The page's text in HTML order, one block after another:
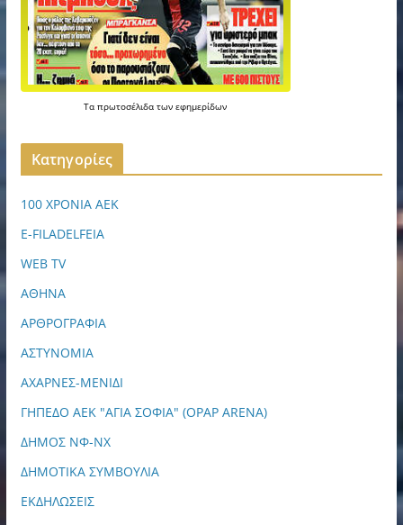
Ταπρωτοσέλιδατωνεφημερίδων
Kατηγορίες
100 ΧΡΟΝΙΑ ΑΕΚ
E-FILADELFEIA
WEB TV
ΑΘΗΝΑ
ΑΡΘΡΟΓΡΑΦΙΑ
ΑΣΤΥΝΟΜΙΑ
ΑΧΑΡΝΕΣ-ΜΕΝΙΔΙ
ΓΗΠΕΔΟ ΑΕΚ "ΑΓΙΑ ΣΟΦΙΑ" (OPAP ARENA)
ΔΗΜΟΣ ΝΦ-ΝΧ
ΔΗΜΟΤΙΚΑ ΣΥΜΒΟΥΛΙΑ
ΕΚΔΗΛΩΣΕΙΣ